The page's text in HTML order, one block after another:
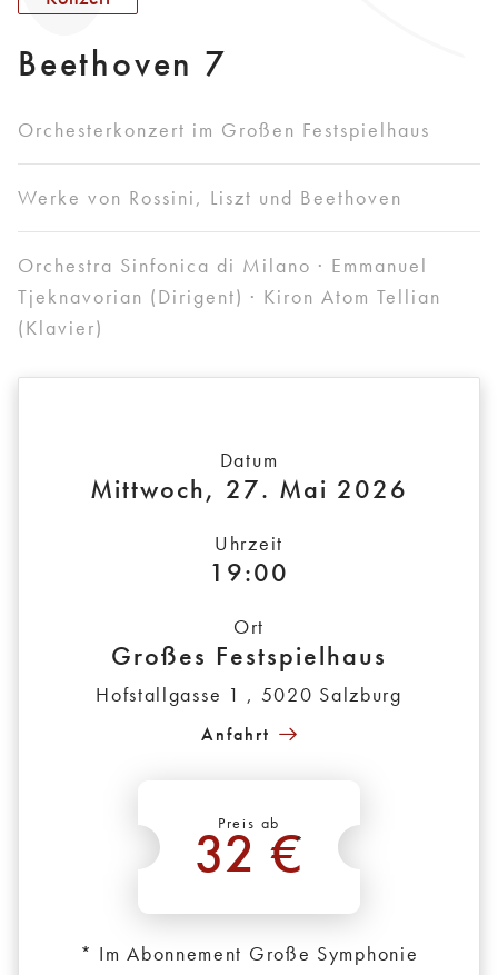
Beethoven 7
Orchesterkonzert im Großen Festspielhaus
Werke von Rossini, Liszt und Beethoven
Orchestra Sinfonica di Milano · Emmanuel
Tjeknavorian (Dirigent) · Kiron Atom Tellian
(Klavier)
Datum
Mittwoch, 27. Mai 2026
Uhrzeit
19:00
Ort
Großes Festspielhaus
Hofstallgasse 1 , 5020 Salzburg
Anfahrt
Preis ab
32 €
*
* Im Abonnement Große Symphonie